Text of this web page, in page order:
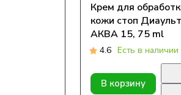
Крем для
кожи стоп
АКВА 15, 75 ml
4.6 Есть в наличии
В корзину